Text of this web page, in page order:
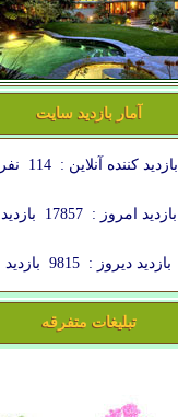
آمار بازدید سایت
بازدید کننده آنلاین : 114 نفر
بازدید امروز : 17857 بازدید
بازدید دیروز : 9815 بازدید
تبلیغات متفرقه